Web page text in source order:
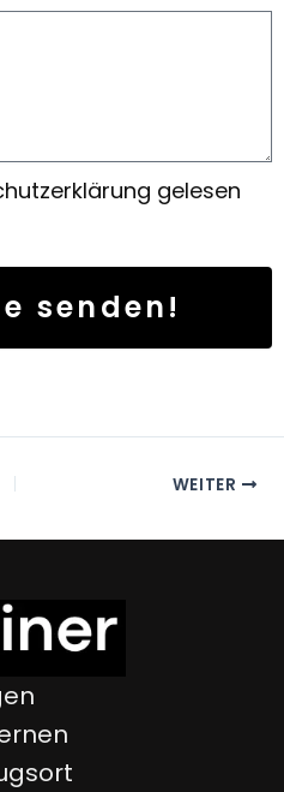
gelesen
senden!
WEITER